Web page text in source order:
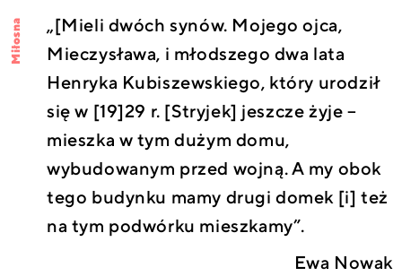
„[Mieli dwóch synów. Mojego ojca,
Mieczysława, i młodszego dwa lata
Henryka Kubiszewskiego, który urodził
się w [19]29 r. [Stryjek] jeszcze żyje –
mieszka w tym dużym domu,
wybudowanym przed wojną. A my obok
tego budynku mamy drugi domek [i] też
na tym podwórku mieszkamy”.
Ewa Nowak
Miłosna